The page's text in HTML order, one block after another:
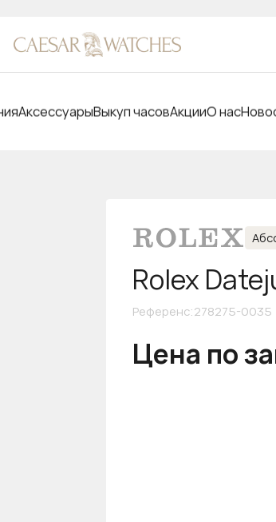
АксессуарыВыкуп часовАкцииО нас
Rolex
Референс:278275-0035
Цена по